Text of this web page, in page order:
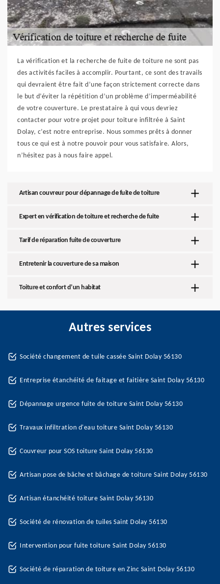
La vérification et la recherche de fuite de toiture ne sont pas
des activités faciles à accomplir. Pourtant, ce sont des travails
qui devraient être fait d’une façon strictement correcte dans
le but d’éviter la répétition d’un problème d’imperméabilité
de votre couverture. Le prestataire à qui vous devriez
contacter pour votre projet pour toiture infiltrée à Saint
Dolay, c’est notre entreprise. Nous sommes prêts à donner
tous ce qui est à notre pouvoir pour vous satisfaire. Alors,
n’hésitez pas à nous faire appel.
Artisan couvreur pour dépannage de fuite de toiture
Expert en vérification de toiture et recherche de fuite
Tarif de réparation fuite de couverture
Entretenir la couverture de sa maison
Toiture et confort d’un habitat
Autres services
Société changement de tuile cassée Saint Dolay 56130
Entreprise étanchéité de faitage et faitière Saint Dolay 56130
Dépannage urgence fuite de toiture Saint Dolay 56130
Travaux infiltration d'eau toiture Saint Dolay 56130
Couvreur pour SOS toiture Saint Dolay 56130
Artisan pose de bâche et bâchage de toiture Saint Dolay 56130
Artisan étanchéité toiture Saint Dolay 56130
Société de rénovation de tuiles Saint Dolay 56130
Intervention pour fuite toiture Saint Dolay 56130
Société de réparation de toiture en Zinc Saint Dolay 56130